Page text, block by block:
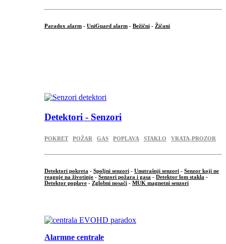
Paradox alarm - UniGuard alarm - Bežični - Žičani
Detektori - Senzori
POKRET POŽAR GAS POPLAVA STAKLO VRATA-PROZOR
Detektori pokreta - Spoljni senzori - Unutrašnji senzori - Senzor koji ne
reaguje na životinje - Senzori požara i gasa - Detektor lom stakla -
Detektor poplave - Zglobni nosači - MUK magnetni senzori
Alarmne centrale